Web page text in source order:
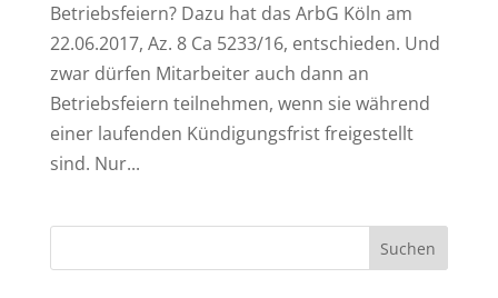
Betriebsfeiern? Dazu hat das ArbG Köln am
22.06.2017, Az. 8 Ca 5233/16, entschieden. Und
zwar dürfen Mitarbeiter auch dann an
Betriebsfeiern teilnehmen, wenn sie während
einer laufenden Kündigungsfrist freigestellt
sind. Nur...